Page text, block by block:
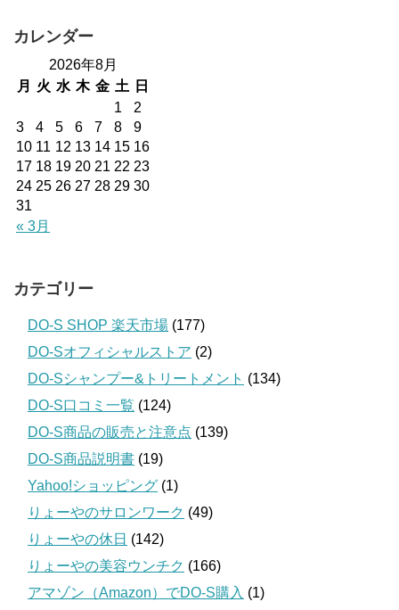
カレンダー
2026年8月
月
火 水 木 金 土 日
« 3月
1
2
3
4 5 6 7 8
9
10 11 12 13 14 15 16
17 18 19 20 21 22 23
24 25 26 27 28 29 30
31
カテゴリー
DO-S SHOP 楽天市場 (177)
DO-Sオフィシャルストア (2)
DO-Sシャンプー&トリートメント (134)
DO-S口コミ一覧 (124)
DO-S商品の販売と注意点 (139)
DO-S商品説明書 (19)
Yahoo!ショッピング (1)
りょーやのサロンワーク (49)
りょーやの休日 (142)
りょーやの美容ウンチク (166)
アマゾン（Amazon）でDO-S購入 (1)